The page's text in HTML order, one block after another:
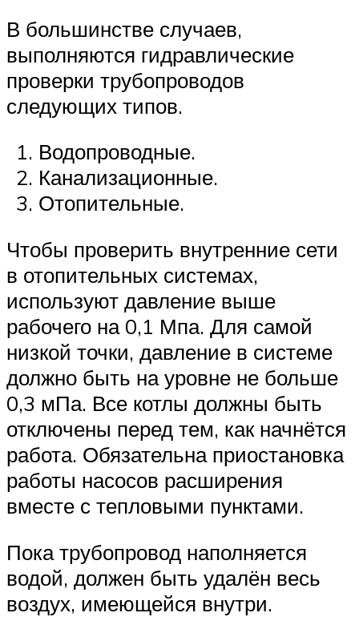
В большинстве случаев,
выполняются гидравлические
проверки трубопроводов
следующих типов.
Водопроводные.
Канализационные.
Отопительные.
Чтобы проверить внутренние сети
в отопительных системах,
используют давление выше
рабочего на 0,1 Мпа. Для самой
низкой точки, давление в системе
должно быть на уровне не больше
0,3 мПа. Все котлы должны быть
отключены перед тем, как начнётся
работа. Обязательна приостановка
работы насосов расширения
вместе с тепловыми пунктами.
Пока трубопровод наполняется
водой, должен быть удалён весь
воздух, имеющейся внутри.